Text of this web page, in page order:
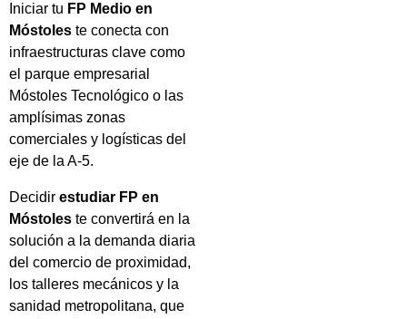
Iniciar tu FP Medio en
Móstoles te conecta con
infraestructuras clave como
el parque empresarial
Móstoles Tecnológico o las
amplísimas zonas
comerciales y logísticas del
eje de la A-5.
Decidir estudiar FP en
Móstoles te convertirá en la
solución a la demanda diaria
del comercio de proximidad,
los talleres mecánicos y la
sanidad metropolitana, que